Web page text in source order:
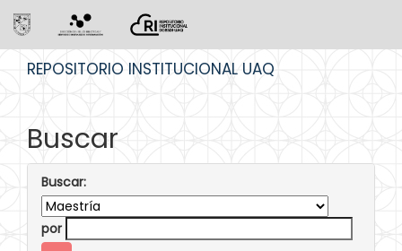
REPOSITORIO INSTITUCIONAL UAQ
Buscar
Buscar:
por